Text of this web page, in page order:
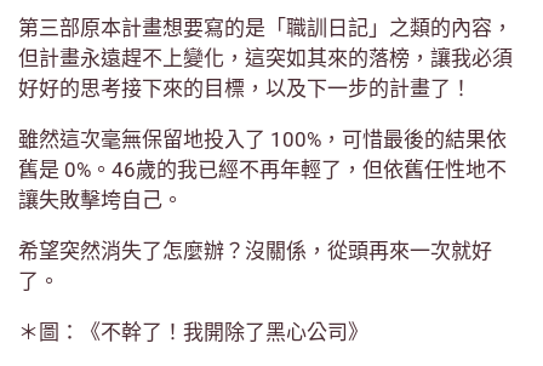
第三部原本計畫想要寫的是「職訓日記」之類的內容，
但計畫永遠趕不上變化，這突如其來的落榜，讓我必須
好好的思考接下來的目標，以及下一步的計畫了！
雖然這次毫無保留地投入了 100%，可惜最後的結果依
舊是 0%。46歲的我已經不再年輕了，但依舊任性地不
讓失敗擊垮自己。
希望突然消失了怎麼辦？沒關係，從頭再來一次就好
了。
＊圖：《不幹了！我開除了黑心公司》